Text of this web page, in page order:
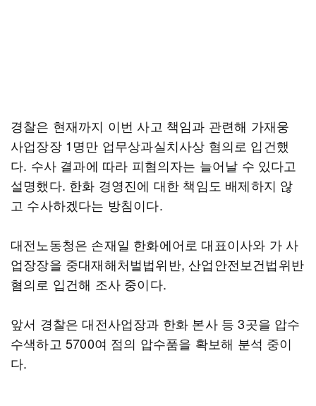
경찰은 현재까지 이번 사고 책임과 관련해 가재웅
사업장장 1명만 업무상과실치사상 혐의로 입건했
다. 수사 결과에 따라 피혐의자는 늘어날 수 있다고
설명했다. 한화 경영진에 대한 책임도 배제하지 않
고 수사하겠다는 방침이다.
대전노동청은 손재일 한화에어로 대표이사와 가 사
업장장을 중대재해처벌법위반, 산업안전보건법위반
혐의로 입건해 조사 중이다.
앞서 경찰은 대전사업장과 한화 본사 등 3곳을 압수
수색하고 5700여 점의 압수품을 확보해 분석 중이
다.